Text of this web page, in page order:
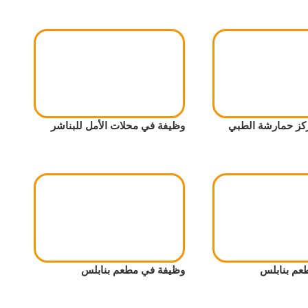
حمارشة الطبي وظيفة في محلات الأمل للبناشر
بنابلس وظيفة في مطعم بنابلس